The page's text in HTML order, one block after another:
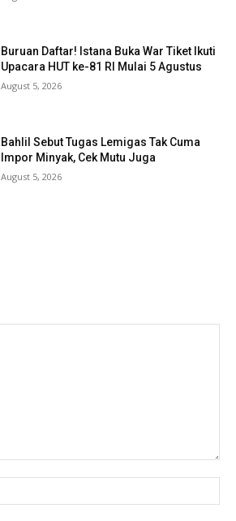
Buruan Daftar! Istana Buka War Tiket Ikuti
Upacara HUT ke-81 RI Mulai 5 Agustus
August 5, 2026
Bahlil Sebut Tugas Lemigas Tak Cuma
Impor Minyak, Cek Mutu Juga
August 5, 2026